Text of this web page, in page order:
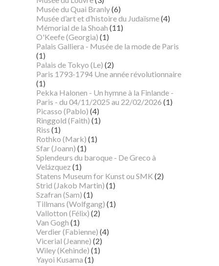
Musée du Quai Branly(6)
Musée d’art et d’histoire du Judaïsme(4)
Mémorial de la Shoah (11)
O'Keefe (Georgia) (1)
Palais Galliera - Musée de la mode de Paris
(1)
Palais de Tokyo (Le) (2)
Paris 1793-1794 Une année révolutionnaire
(1)
Pekka Halonen - Un hymne à la Finlande -
Paris - du 04/11/2025 au 22/02/2026 (1)
Picasso (Pablo) (4)
Ringgold (Faith) (1)
Riss (1)
Rothko (Mark) (1)
Sfar (Joann) (1)
Splendeurs du baroque - De Greco à
Velázquez (1)
Statens Museum for Kunst ou SMK (2)
Strid (Jakob Martin) (1)
Szafran (Sam) (1)
Tillmans (Wolfgang) (1)
Vallotton (Félix) (2)
Van Gogh (1)
Verdier (Fabienne) (4)
Vicerial (Jeanne) (2)
Wiley (Kehinde) (1)
Yayoi Kusama (1)